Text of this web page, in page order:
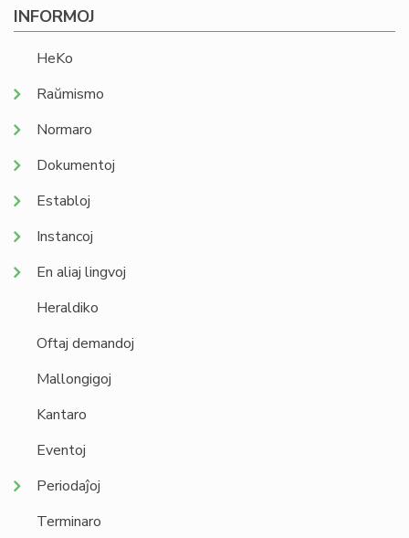
INFORMOJ
HeKo
Raŭmismo
Normaro
Dokumentoj
Establoj
Instancoj
En aliaj lingvoj
Heraldiko
Oftaj demandoj
Mallongigoj
Kantaro
Eventoj
Periodaĵoj
Terminaro